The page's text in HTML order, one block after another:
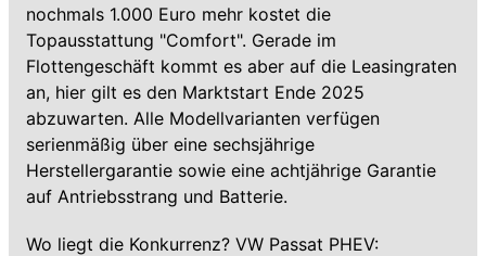
nochmals 1.000 Euro mehr kostet die
Topausstattung "Comfort". Gerade im
Flottengeschäft kommt es aber auf die Leasingraten
an, hier gilt es den Marktstart Ende 2025
abzuwarten. Alle Modellvarianten verfügen
serienmäßig über eine sechsjährige
Herstellergarantie sowie eine achtjährige Garantie
auf Antriebsstrang und Batterie.
Wo liegt die Konkurrenz? VW Passat PHEV: